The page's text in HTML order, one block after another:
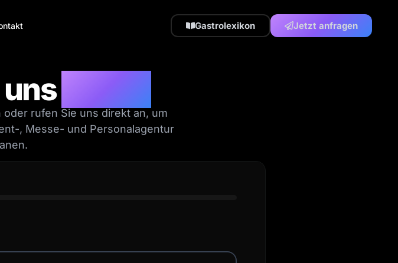
Gastrolexikon Jetzt anfragen
uns reden.
rufen Sie uns direkt an, um
, Messe- und Personalagentur